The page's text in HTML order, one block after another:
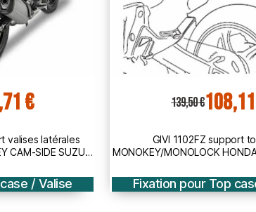
€
top case
HORNET 600 /
/ Valise
99,00 €76,73
GIVI 1109FZ support
MONOKEY/MONOLOCK
Fixation pour Top